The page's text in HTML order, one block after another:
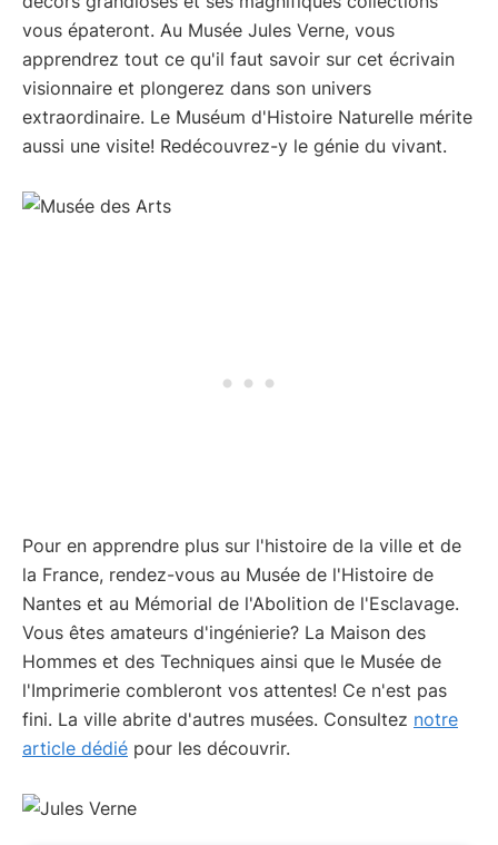
vous épateront. Au Musée Jules Verne, vous
apprendrez tout ce qu'il faut savoir sur cet écrivain
visionnaire et plongerez dans son univers
extraordinaire. Le Muséum d'Histoire Naturelle mérite
aussi une visite! Redécouvrez-y le génie du vivant.
Pour en apprendre plus sur l'histoire de la ville et de
la France, rendez-vous au Musée de l'Histoire de
Nantes et au Mémorial de l'Abolition de l'Esclavage.
Vous êtes amateurs d'ingénierie? La Maison des
Hommes et des Techniques ainsi que le Musée de
l'Imprimerie combleront vos attentes! Ce n'est pas
fini. La ville abrite d'autres musées. Consultez notre
article dédié pour les découvrir.